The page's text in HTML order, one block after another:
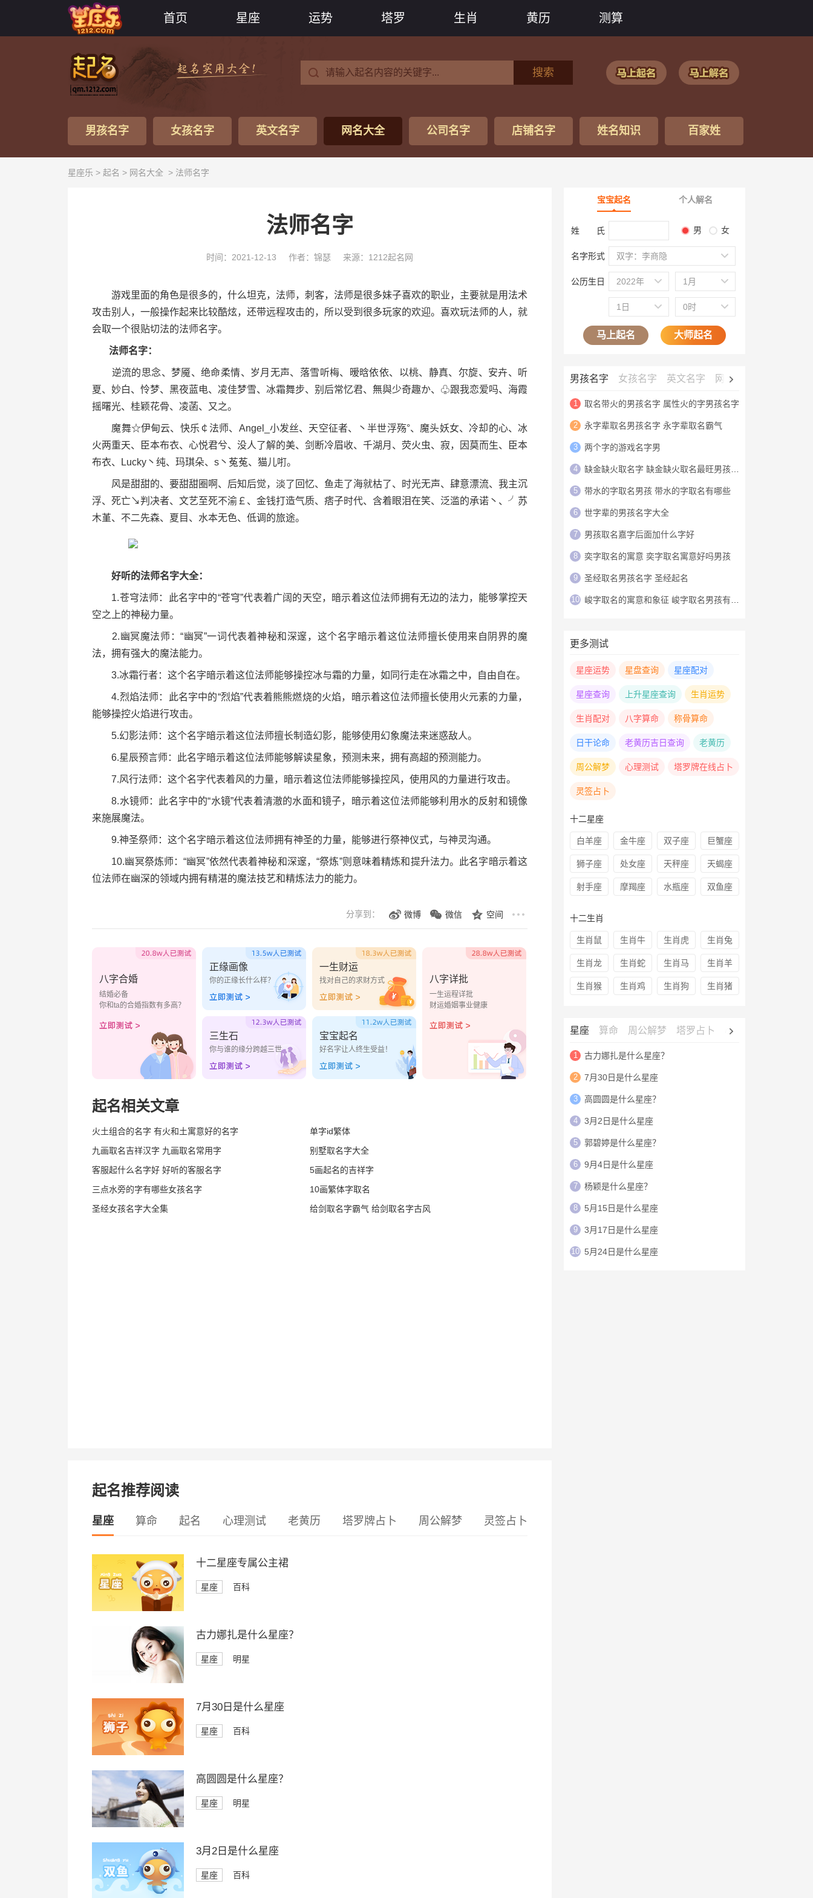
首页 星座 运势 塔罗 生肖 黄历 测算
搜索
男孩名字 女孩名字 英文名字 网名大全 公司名字 店铺名字 姓名知识 百家姓
星座乐 > 起名 > 网名大全 > 法师名字
法师名字
时间：2021-12-13 作者：锦瑟 来源：1212起名网
游戏里面的角色是很多的，什么坦克，法师，刺客，法师是很多妹子喜欢的职业，主要就是用法术
攻击别人，一般操作起来比较酷炫，还带远程攻击的，所以受到很多玩家的欢迎。喜欢玩法师的人，就
会取一个很贴切法的法师名字。
法师名字：
逆流的思念、梦魇、绝命柔情、岁月无声、落雪听梅、暧晗依依、以桃、静真、尔旋、安卉、听
夏、妙白、怜梦、黑夜蓝电、凌佳梦雪、冰霜舞步、别后常忆君、無與少奇趣か、♧跟我恋爱吗、海霞
摇曙光、桂颖花骨、凌菡、又之。
魔舞☆伊甸云、快乐￠法师、Angel_小发丝、天空征者、丶半世浮殇°、魔头妖女、冷却的心、冰
火两重天、臣本布衣、心悦君兮、没人了解的美、剑断冷眉收、千湖月、荧火虫、寂，因莫而生、臣本
布衣、Lucky丶纯、玛琪朵、s丶菟菟、猫儿咑。
风是甜甜的、要甜甜圈啊、后知后觉，淡了回忆、鱼走了海就枯了、时光无声、肆意漂流、我主沉
浮、死亡↘判决者、文艺至死不渝￡、金钱打造气质、痞子时代、含着眼泪在笑、泛滥的承诺丶、╯苏
木堇、不二先森、夏目、水本无色、低调的旅途。
好听的法师名字大全：
1.苍穹法师：此名字中的“苍穹”代表着广阔的天空，暗示着这位法师拥有无边的法力，能够掌控天
空之上的神秘力量。
2.幽冥魔法师：“幽冥”一词代表着神秘和深邃，这个名字暗示着这位法师擅长使用来自阴界的魔
法，拥有强大的魔法能力。
3.冰霜行者：这个名字暗示着这位法师能够操控冰与霜的力量，如同行走在冰霜之中，自由自在。
4.烈焰法师：此名字中的“烈焰”代表着熊熊燃烧的火焰，暗示着这位法师擅长使用火元素的力量，
能够操控火焰进行攻击。
5.幻影法师：这个名字暗示着这位法师擅长制造幻影，能够使用幻象魔法来迷惑敌人。
6.星辰预言师：此名字暗示着这位法师能够解读星象，预测未来，拥有高超的预测能力。
7.风行法师：这个名字代表着风的力量，暗示着这位法师能够操控风，使用风的力量进行攻击。
8.水镜师：此名字中的“水镜”代表着清澈的水面和镜子，暗示着这位法师能够利用水的反射和镜像
来施展魔法。
9.神圣祭师：这个名字暗示着这位法师拥有神圣的力量，能够进行祭神仪式，与神灵沟通。
10.幽冥祭炼师：“幽冥”依然代表着神秘和深邃，“祭炼”则意味着精炼和提升法力。此名字暗示着这
位法师在幽深的领域内拥有精湛的魔法技艺和精炼法力的能力。
分享到： 微博 微信 空间
八字合婚
结婚必备
你和ta的合婚指数有多高？
正缘画像
你的正缘长什么样？
一生财运
找对自己的求财方式
三生石
你与谁的缘分跨越三世
宝宝起名
好名字让人终生受益！
八字详批
一生运程详批
财运婚姻事业健康
起名相关文章
火土组合的名字 有火和土寓意好的名字
单字id繁体
九画取名吉祥汉字 九画取名常用字
别墅取名字大全
客服起什么名字好 好听的客服名字
5画起名的吉祥字
三点水旁的字有哪些女孩名字
10画繁体字取名
圣经女孩名字大全集
给剑取名字霸气 给剑取名字古风
起名推荐阅读
星座 算命 起名 心理测试 老黄历 塔罗牌占卜 周公解梦 灵签占卜
十二星座专属公主裙
星座 百科
古力娜扎是什么星座？
星座 明星
7月30日是什么星座
星座 百科
高圆圆是什么星座？
星座 明星
3月2日是什么星座
星座 百科
宝宝起名 个人解名
姓 氏 男 女
名字形式 双字：李商隐
公历生日 2022年 1月
1日 0时
马上起名 大师起名
男孩名字 女孩名字 英文名字 网名大全
1 取名带火的男孩名字 属性火的字男孩名字
2 永字辈取名男孩名字 永字辈取名霸气
3 两个字的游戏名字男
4 缺金缺火取名字 缺金缺火取名最旺男孩名字
5 带水的字取名男孩 带水的字取名有哪些
6 世字辈的男孩名字大全
7 男孩取名嘉字后面加什么字好
8 奕字取名的寓意 奕字取名寓意好吗男孩
9 圣经取名男孩名字 圣经起名
10 峻字取名的寓意和象征 峻字取名男孩有寓意
更多测试
星座运势 星盘查询 星座配对
星座查询 上升星座查询 生肖运势
生肖配对 八字算命 称骨算命
日干论命 老黄历吉日查询 老黄历
周公解梦 心理测试 塔罗牌在线占卜
灵签占卜
十二星座
白羊座 金牛座 双子座 巨蟹座
狮子座 处女座 天秤座 天蝎座
射手座 摩羯座 水瓶座 双鱼座
十二生肖
生肖鼠 生肖牛 生肖虎 生肖兔
生肖龙 生肖蛇 生肖马 生肖羊
生肖猴 生肖鸡 生肖狗 生肖猪
星座 算命 周公解梦 塔罗占卜 心理测试
1 古力娜扎是什么星座？
2 7月30日是什么星座
3 高圆圆是什么星座？
4 3月2日是什么星座
5 郭碧婷是什么星座？
6 9月4日是什么星座
7 杨颖是什么星座？
8 5月15日是什么星座
9 3月17日是什么星座
10 5月24日是什么星座